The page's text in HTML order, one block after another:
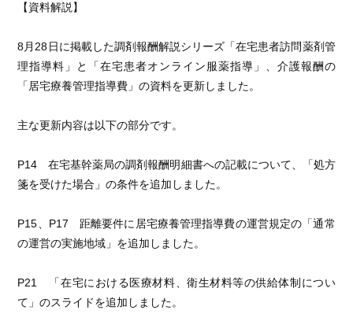
【資料解説】
8月28日に掲載した調剤報酬解説シリーズ「在宅患者訪問薬剤管
理指導料」と「在宅患者オンライン服薬指導」、介護報酬の
「居宅療養管理指導費」の資料を更新しました。
主な更新内容は以下の部分です。
P14 在宅基幹薬局の調剤報酬明細書への記載について、「処方
箋を受けた場合」の条件を追加しました。
P15、P17 距離要件に居宅療養管理指導費の運営規定の「通常
の運営の実施地域」を追加しました。
P21 「在宅における医療材料、衛生材料等の供給体制につい
て」のスライドを追加しました。